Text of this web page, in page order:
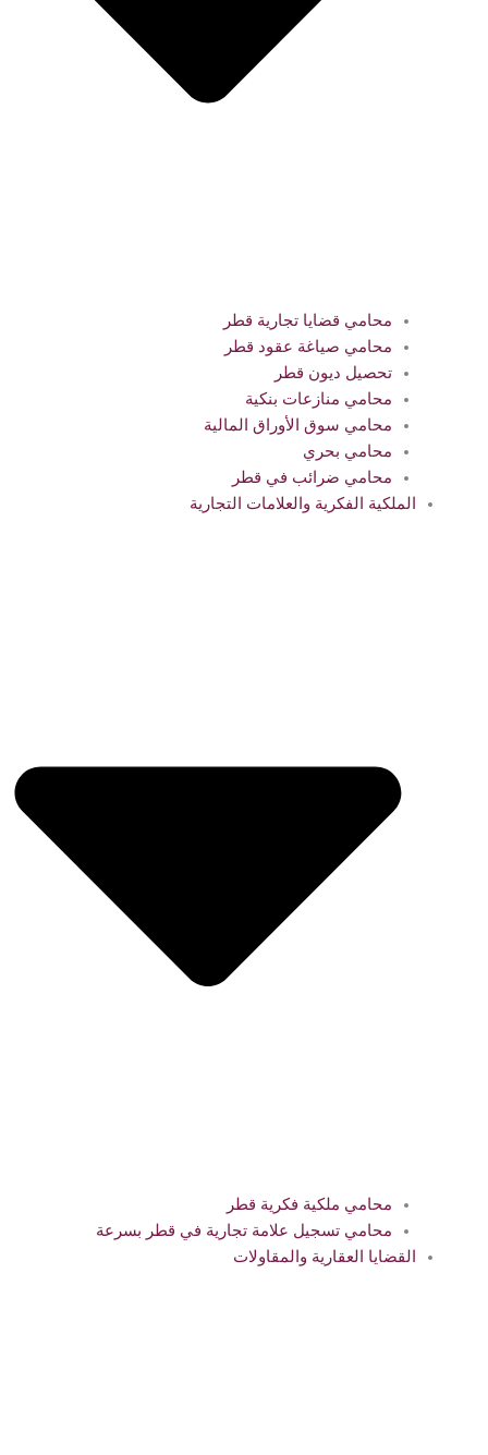
محامي قضايا تجارية قطر
محامي صياغة عقود قطر
تحصيل ديون قطر
محامي منازعات بنكية
محامي سوق الأوراق المالية
محامي بحري
محامي ضرائب في قطر
الملكية الفكرية والعلامات التجارية
محامي ملكية فكرية قطر
محامي تسجيل علامة تجارية في قطر بسرعة
القضايا العقارية والمقاولات